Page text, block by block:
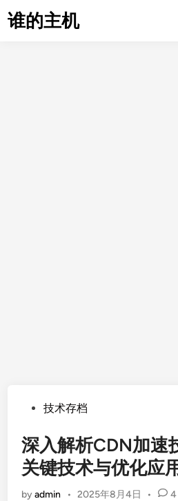
to谁的主机
Posted技术存档
深入解析CDN加速
关键技术与优化应
byadmin • 2025年8月4日 • 4